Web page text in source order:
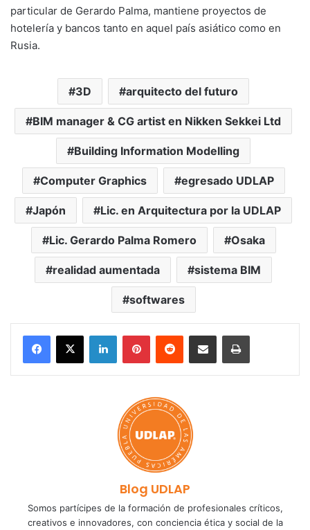
particular de Gerardo Palma, mantiene proyectos de
hotelería y bancos tanto en aquel país asiático como en
Rusia.
3D arquitecto del futuro
BIM manager & CG artist en Nikken Sekkei Ltd
Building Information Modelling
Computer Graphics egresado UDLAP
Japón Lic. en Arquitectura por la UDLAP
Lic. Gerardo Palma Romero Osaka
realidad aumentada sistema BIM
softwares
LinkedInPinterestReddit Share via Email Print
Blog UDLAP
Somos partícipes de la formación de profesionales críticos,
creativos e innovadores, con conciencia ética y social de la